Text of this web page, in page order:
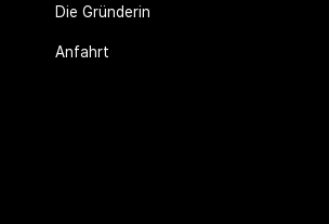
Die Gründerin
Anfahrt